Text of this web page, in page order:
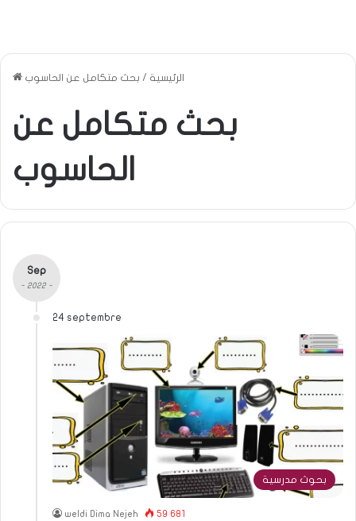
الرئيسية / بحث متكامل عن الحاسوب
بحث متكامل عن
الحاسوب
Sep
- 2022 -
24 septembre
بحوث مدرسية
weldi Dima Nejeh 59 681